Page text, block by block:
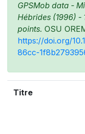
GPSMob data -
Hébrides (1996) -
points. OSU
https://doi.org/
86cc-
Titre